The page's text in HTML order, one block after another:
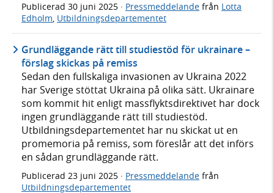
Publicerad 30 juni 2025 · Pressmeddelande från Lotta
Edholm Utbildningsdepartementet
Grundläggande rätt till studiestöd för ukrainare –
förslag skickas på remiss
Sedan den fullskaliga invasionen av Ukraina 2022
har Sverige stöttat Ukraina på olika sätt. Ukrainare
som kommit hit enligt massflyktsdirektivet har dock
ingen grundläggande rätt till studiestöd.
Utbildningsdepartementet har nu skickat ut en
promemoria på remiss, som föreslår att det införs
en sådan grundläggande rätt.
Publicerad 23 juni 2025 · Pressmeddelande från
Utbildningsdepartementet